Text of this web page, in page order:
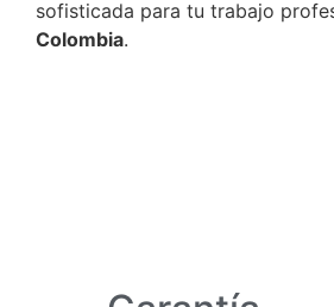
sofisticada para tu trabajo
Colombia.